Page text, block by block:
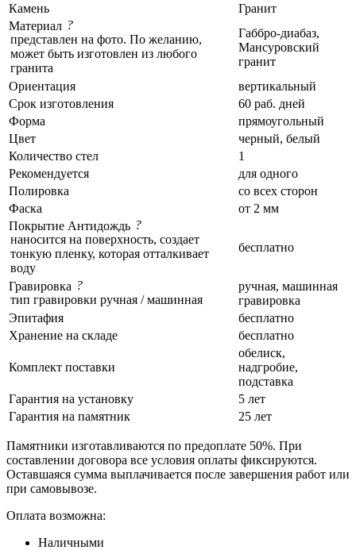
Камень
Гранит
Материал ?
представлен на фото. По желанию,
может быть изготовлен из любого
гранита
Габбро-диабаз,
Мансуровский
гранит
Ориентация
вертикальный
Срок изготовления
60 раб. дней
Форма
прямоугольный
Цвет
черный, белый
Количество стел
1
Рекомендуется
для одного
Полировка
со всех сторон
Фаска
от 2 мм
Покрытие Антидождь ?
наносится на поверхность, создает
тонкую пленку, которая отталкивает
воду
бесплатно
Гравировка ?
тип гравировки ручная / машинная
ручная, машинная
гравировка
Эпитафия
бесплатно
Хранение на складе
бесплатно
Комплект поставки
обелиск,
надгробие,
подставка
Гарантия на установку
5 лет
Гарантия на памятник
25 лет
Памятники изготавливаются по предоплате 50%. При
составлении договора все условия оплаты фиксируются.
Оставшаяся сумма выплачивается после завершения работ или
при самовывозе.
Оплата возможна:
Наличными